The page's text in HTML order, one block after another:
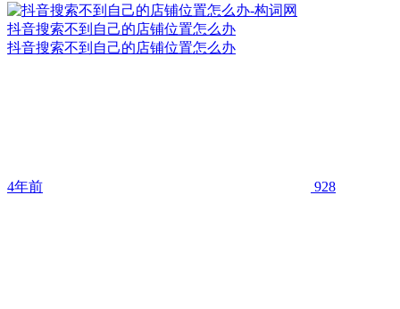
抖音搜索不到自己的店铺位置怎么办
抖音搜索不到自己的店铺位置怎么办
4年前 928